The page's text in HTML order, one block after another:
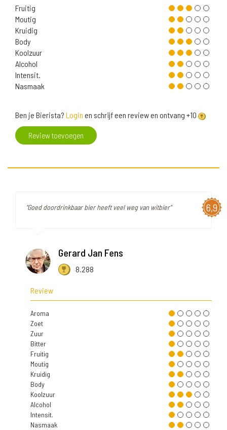
Fruitig
Moutig
Kruidig
Body
Koolzuur
Alcohol
Intensit.
Nasmaak
Ben je Bierista? Login en schrijf een review en ontvang +10
Review toevoegen
6,9
"Goed doordrinkbaar bier heeft veel weg van witbier"
Gerard Jan Fens
8.288
Review
Aroma
Zoet
Zuur
Bitter
Fruitig
Moutig
Kruidig
Body
Koolzuur
Alcohol
Intensit.
Nasmaak